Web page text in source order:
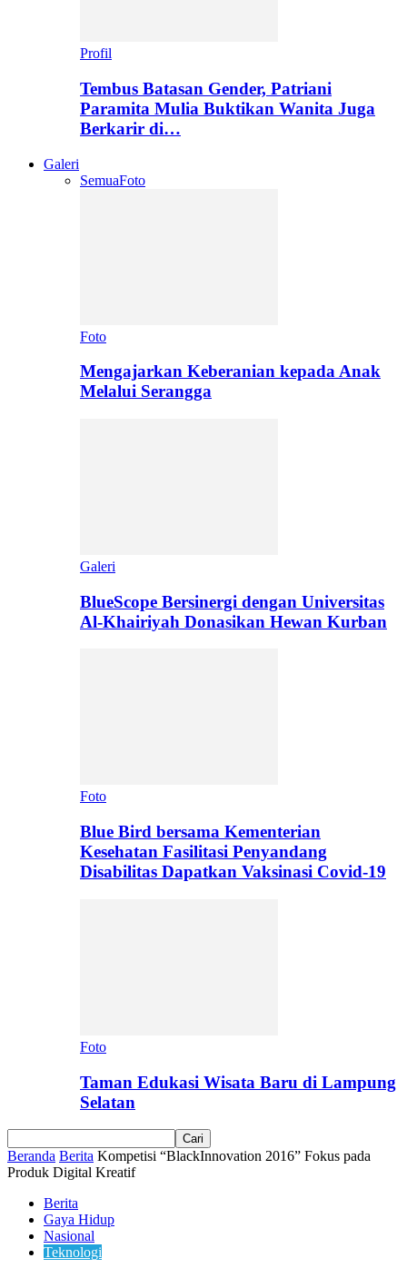
Profil
Tembus Batasan Gender, Patriani
Paramita Mulia Buktikan Wanita Juga
Berkarir di…
Galeri
SemuaFoto
Foto
Mengajarkan Keberanian kepada Anak
Melalui Serangga
Galeri
BlueScope Bersinergi dengan Universitas
Al-Khairiyah Donasikan Hewan Kurban
Foto
Blue Bird bersama Kementerian
Kesehatan Fasilitasi Penyandang
Disabilitas Dapatkan Vaksinasi Covid-19
Foto
Taman Edukasi Wisata Baru di Lampung
Selatan
Beranda Berita Kompetisi “BlackInnovation 2016” Fokus pada
Produk Digital Kreatif
Berita
Gaya Hidup
Nasional
Teknologi